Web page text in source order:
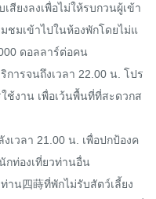
สียงลงเพื่อไม่ให้รบกวนผู้เข้า
ชมเข้าไปในห้องพักโดยไม่แ
ดอลลาร์ต่อคน
ารจนถึงเวลา 22.00 น. โปร
ช้งาน เพื่อเว้นพื้นที่ที่สะดวกส
เวลา 21.00 น. เพื่อปกป้องค
ท่องเที่ยวท่านอื่น
น四蒔ที่พักไม่รับสัตว์เลี้ยง